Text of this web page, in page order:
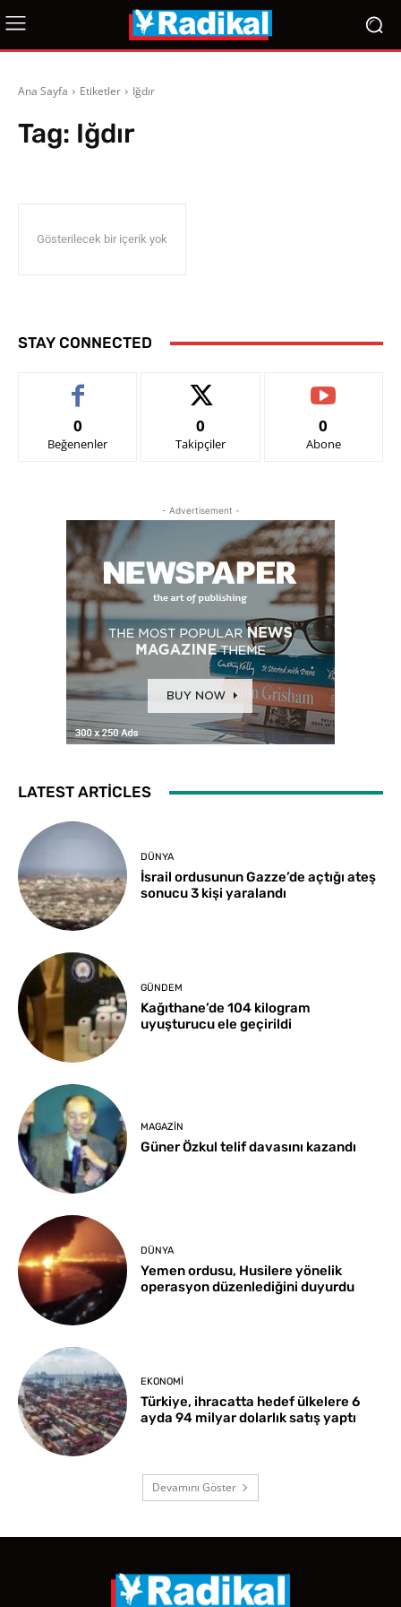
Ana Sayfa Etiketler Iğdır
Tag: Iğdır
Gösterilecek bir içerik yok
STAY CONNECTED
0
Beğenenler
0
Takipçiler
0
Abone
- Advertisement -
LATEST ARTICLES
DÜNYA
İsrail ordusunun Gazze’de açtığı ateş
sonucu 3 kişi yaralandı
GÜNDEM
Kağıthane’de 104 kilogram
uyuşturucu ele geçirildi
MAGAZIN
Güner Özkul telif davasını kazandı
DÜNYA
Yemen ordusu, Husilere yönelik
operasyon düzenlediğini duyurdu
EKONOMI
Türkiye, ihracatta hedef ülkelere 6
ayda 94 milyar dolarlık satış yaptı
Devamını Göster